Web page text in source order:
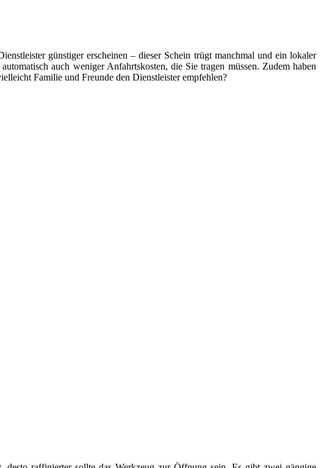
günstiger erscheinen – dieser Schein trügt manchmal und ein lokaler
auch weniger Anfahrtskosten, die Sie tragen müssen. Zudem haben
Familie und Freunde den Dienstleister empfehlen?